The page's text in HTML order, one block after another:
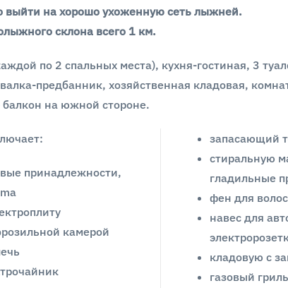
на хорошо ухоженную сеть лыжней.
склона всего 1 км.
по 2 спальных места), кухня-гостиная, 3
предбанник, хозяйственная кладовая,
на южной стороне.
принадлежности,
камерой
запасающий
стиральную
гладильные
фен для волос
навес для
кладовую с
газовый гриль